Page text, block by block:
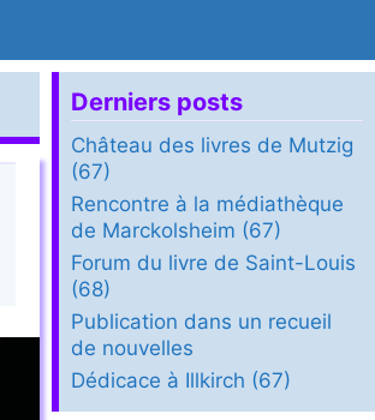
Derniers posts
Château des livres de Mutzig
(67)
Rencontre à la médiathèque
de Marckolsheim (67)
Forum du livre de Saint-Louis
(68)
Publication dans un recueil
de nouvelles
Dédicace à Illkirch (67)